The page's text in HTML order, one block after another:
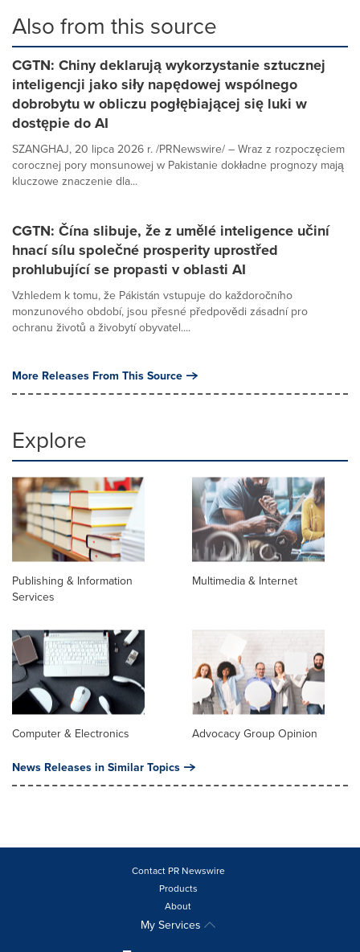
Also from this source
CGTN: Chiny deklarują wykorzystanie sztucznej
inteligencji jako siły napędowej wspólnego
dobrobytu w obliczu pogłębiającej się luki w
dostępie do AI
SZANGHAJ, 20 lipca 2026 r. /PRNewswire/ – Wraz z rozpoczęciem
corocznej pory monsunowej w Pakistanie dokładne prognozy mają
kluczowe znaczenie dla...
CGTN: Čína slibuje, že z umělé inteligence učiní
hnací sílu společné prosperity uprostřed
prohlubující se propasti v oblasti AI
Vzhledem k tomu, že Pákistán vstupuje do každoročního
monzunového období, jsou přesné předpovědi zásadní pro
ochranu životů a živobytí obyvatel....
More Releases From This Source
Explore
Publishing & Information
Services
Multimedia & Internet
Computer & Electronics Advocacy Group Opinion
News Releases in Similar Topics
Contact PR Newswire
Products
About
My Services